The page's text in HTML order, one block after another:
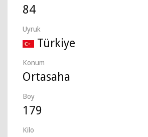
84
Uyruk
Türkiye
Konum
Ortasaha
Boy
179
Kilo